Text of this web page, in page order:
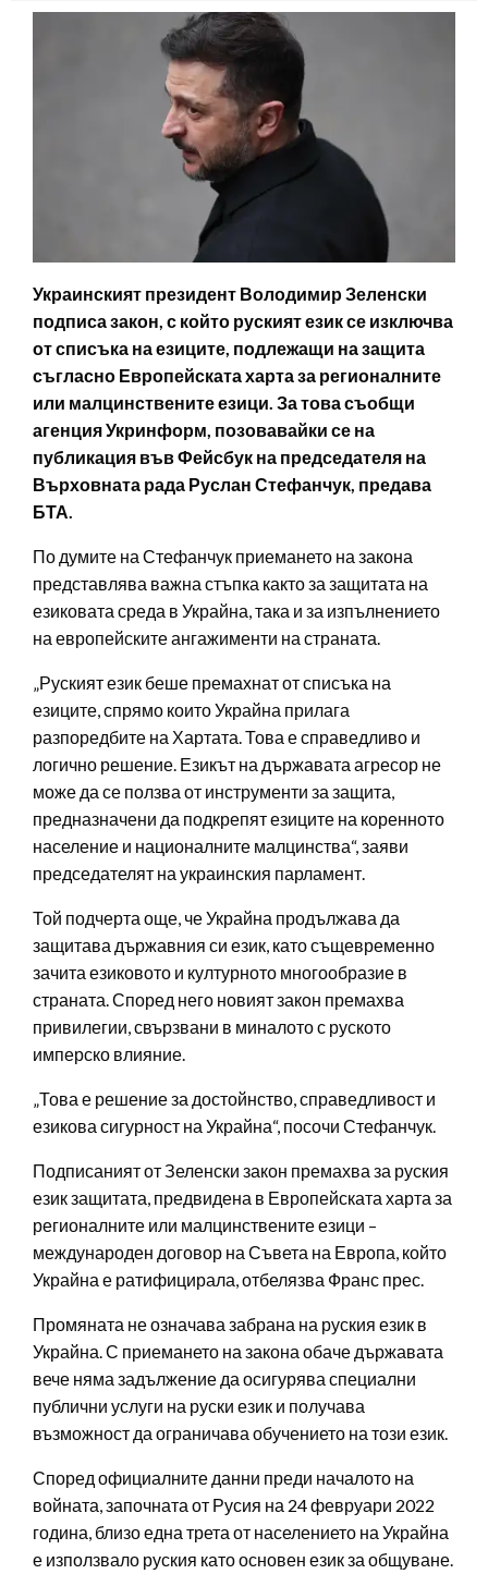
Украинският президент Володимир Зеленски
подписа закон, с който руският език се изключва
от списъка на езиците, подлежащи на защита
съгласно Европейската харта за регионалните
или малцинствените езици. За това съобщи
агенция Укринформ, позовавайки се на
публикация във Фейсбук на председателя на
Върховната рада Руслан Стефанчук, предава
БТА.
По думите на Стефанчук приемането на закона
представлява важна стъпка както за защитата на
езиковата среда в Украйна, така и за изпълнението
на европейските ангажименти на страната.
„Руският език беше премахнат от списъка на
езиците, спрямо които Украйна прилага
разпоредбите на Хартата. Това е справедливо и
логично решение. Езикът на държавата агресор не
може да се ползва от инструменти за защита,
предназначени да подкрепят езиците на коренното
население и националните малцинства“, заяви
председателят на украинския парламент.
Той подчерта още, че Украйна продължава да
защитава държавния си език, като същевременно
зачита езиковото и културното многообразие в
страната. Според него новият закон премахва
привилегии, свързвани в миналото с руското
имперско влияние.
„Това е решение за достойнство, справедливост и
езикова сигурност на Украйна“, посочи Стефанчук.
Подписаният от Зеленски закон премахва за руския
език защитата, предвидена в Европейската харта за
регионалните или малцинствените езици –
международен договор на Съвета на Европа, който
Украйна е ратифицирала, отбелязва Франс прес.
Промяната не означава забрана на руския език в
Украйна. С приемането на закона обаче държавата
вече няма задължение да осигурява специални
публични услуги на руски език и получава
възможност да ограничава обучението на този език.
Според официалните данни преди началото на
войната, започната от Русия на 24 февруари 2022
година, близо една трета от населението на Украйна
е използвало руския като основен език за общуване.